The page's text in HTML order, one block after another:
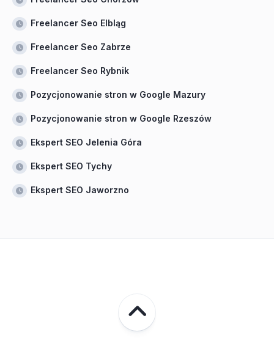
Freelancer Seo Elbląg
Freelancer Seo Zabrze
Freelancer Seo Rybnik
Pozycjonowanie stron w Google Mazury
Pozycjonowanie stron w Google Rzeszów
Ekspert SEO Jelenia Góra
Ekspert SEO Tychy
Ekspert SEO Jaworzno